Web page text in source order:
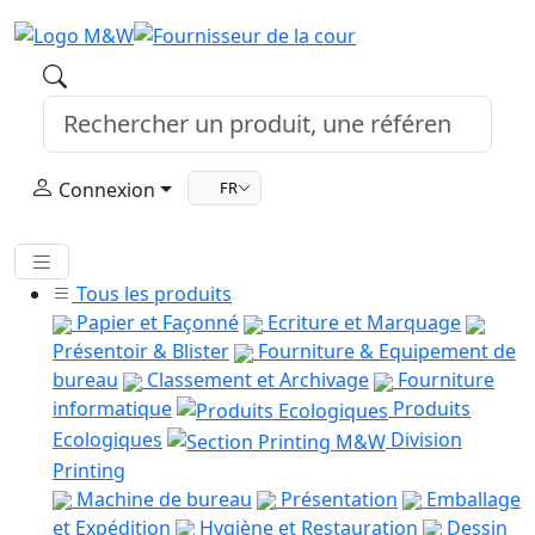
Connexion FR
Tous les produits
Papier et Façonné
Ecriture et Marquage
Présentoir & Blister
Fourniture & Equipement de
bureau
Classement et Archivage
Fourniture
informatique
Produits
Ecologiques
Division
Printing
Machine de bureau
Présentation
Emballage
et Expédition
Hygiène et Restauration Dessin